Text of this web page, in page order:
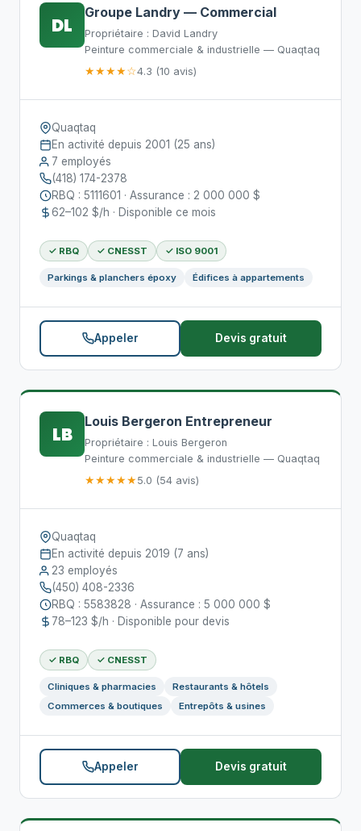
DL
Groupe Landry — Commercial
Propriétaire : David Landry
Peinture commerciale & industrielle — Quaqtaq
★★★★☆4.3 (10 avis)
Quaqtaq
En activité depuis 2001 (25 ans)
7 employés
(418) 174-2378
RBQ : 5111601 · Assurance : 2 000 000 $
62–102 $/h · Disponible ce mois
✓ RBQ ✓ CNESST ✓ ISO 9001
Parkings & planchers époxy Édifices à appartements
Appeler Devis gratuit
LB
Louis Bergeron Entrepreneur
Propriétaire : Louis Bergeron
Peinture commerciale & industrielle — Quaqtaq
★★★★★5.0 (54 avis)
Quaqtaq
En activité depuis 2019 (7 ans)
23 employés
(450) 408-2336
RBQ : 5583828 · Assurance : 5 000 000 $
78–123 $/h · Disponible pour devis
✓ RBQ ✓ CNESST
Cliniques & pharmacies
Restaurants & hôtels
Commerces & boutiques
Entrepôts & usines
Appeler Devis gratuit